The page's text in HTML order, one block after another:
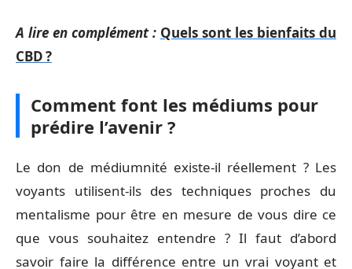
A lire en complément : Quels sont les bienfaits du
CBD ?
Comment font les médiums pour
prédire l’avenir ?
Le don de médiumnité existe-il réellement ? Les
voyants utilisent-ils des techniques proches du
mentalisme pour être en mesure de vous dire ce
que vous souhaitez entendre ? Il faut d’abord
savoir faire la différence entre un vrai voyant et